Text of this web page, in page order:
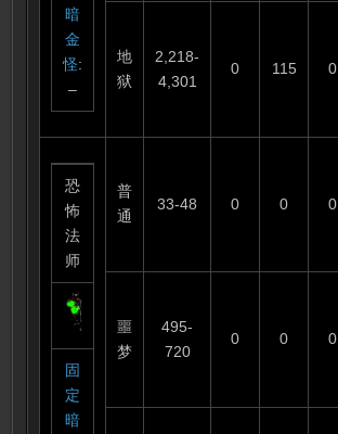
暗
金
怪:
–
地
狱
2,218-
4,301
0 115 0
恐
怖
法
师
固
定
暗
普
通
33-48 0 0 0
噩
梦
495-
720
0 0 0